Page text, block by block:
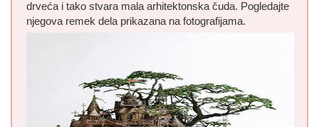
drveća i tako stvara mala arhitektonska čuda. Pogledajte
njegova remek dela prikazana na fotografijama.